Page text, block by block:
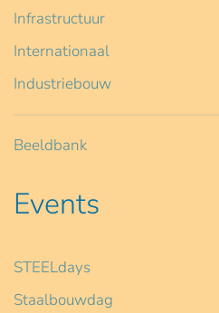
Infrastructuur
Internationaal
Industriebouw
Beeldbank
Events
STEELdays
Staalbouwdag